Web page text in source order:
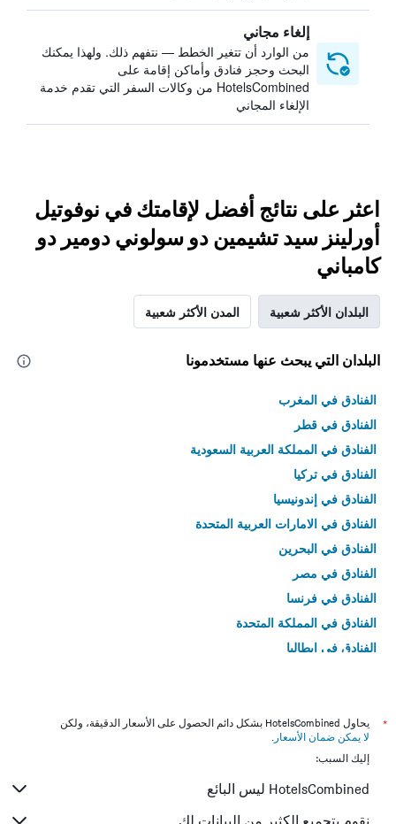
إلغاء مجاني
من الوارد أن تتغير الخطط — نتفهم ذلك. ولهذا يمكنك
البحث وحجز فنادق وأماكن إقامة على
HotelsCombined من وكالات السفر التي تقدم خدمة
الإلغاء المجاني
اعثر على نتائج أفضل لإقامتك في نوفوتيل
أورلينز سيد تشيمين دو سولوني دومير دو
كامباني
البلدان الأكثر شعبية المدن الأكثر شعبية
البلدان التي يبحث عنها مستخدمونا
الفنادق في المغرب
الفنادق في قطر
الفنادق في المملكة العربية السعودية
الفنادق في تركيا
الفنادق في إندونيسيا
الفنادق في الامارات العربية المتحدة
الفنادق في البحرين
الفنادق في مصر
الفنادق في فرنسا
الفنادق في المملكة المتحدة
الفنادق في إيطاليا
*
يحاول HotelsCombined بشكل دائم الحصول على الأسعار الدقيقة، ولكن
لا يمكن ضمان الأسعار .
إليك السبب:
HotelsCombined ليس البائع
نقوم بتجميع الكثير من البيانات لك